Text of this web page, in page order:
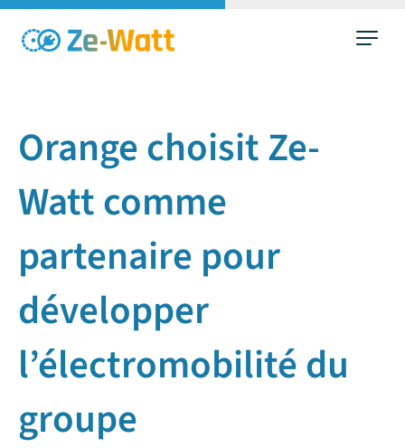
Aller
contenu
Orange choisit Ze-
Watt comme
partenaire pour
développer
l’électromobilité du
groupe